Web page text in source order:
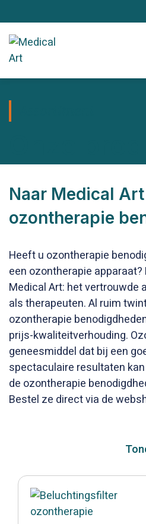
Naar Medical
ozontherapie
Heeft u ozontherapie
een ozontherapie
Medical Art: het vertrouwde
als therapeuten. Al ruim
ozontherapie
prijs-kwaliteitverhouding.
geneesmiddel dat bij een
spectaculaire resultaten
de ozontherapie
Bestel ze direct via de